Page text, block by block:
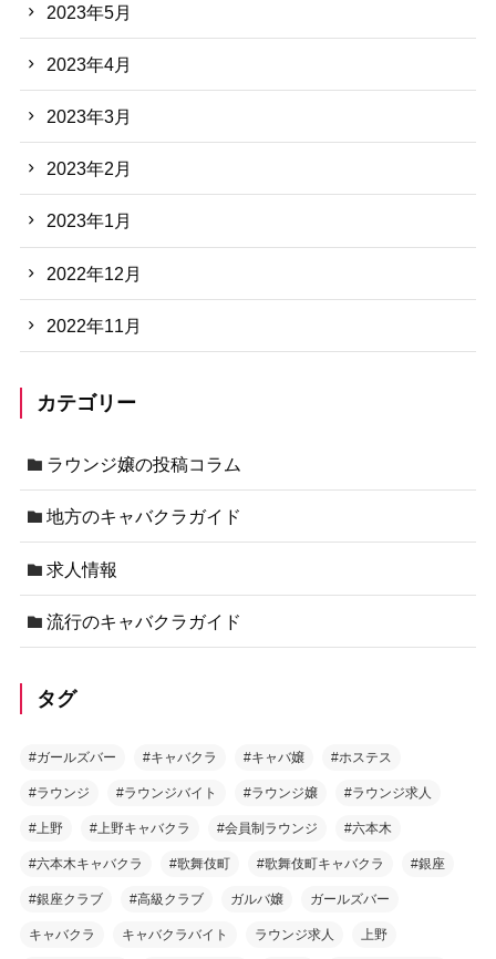
2023年5月
2023年4月
2023年3月
2023年2月
2023年1月
2022年12月
2022年11月
カテゴリー
ラウンジ嬢の投稿コラム
地方のキャバクラガイド
求人情報
流行のキャバクラガイド
タグ
#ガールズバー #キャバクラ #キャバ嬢 #ホステス
#ラウンジ #ラウンジバイト #ラウンジ嬢 #ラウンジ求人
#上野 #上野キャバクラ #会員制ラウンジ #六本木
#六本木キャバクラ #歌舞伎町 #歌舞伎町キャバクラ #銀座
#銀座クラブ #高級クラブ ガルバ嬢 ガールズバー
キャバクラ キャバクラバイト ラウンジ求人 上野